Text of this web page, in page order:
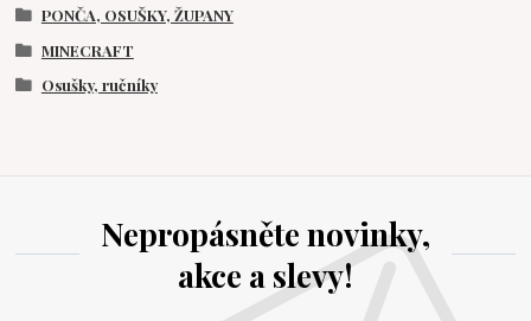
PONČA, OSUŠKY, ŽUPANY
MINECRAFT
Osušky, ručníky
Nepropásněte novinky,
akce a slevy!